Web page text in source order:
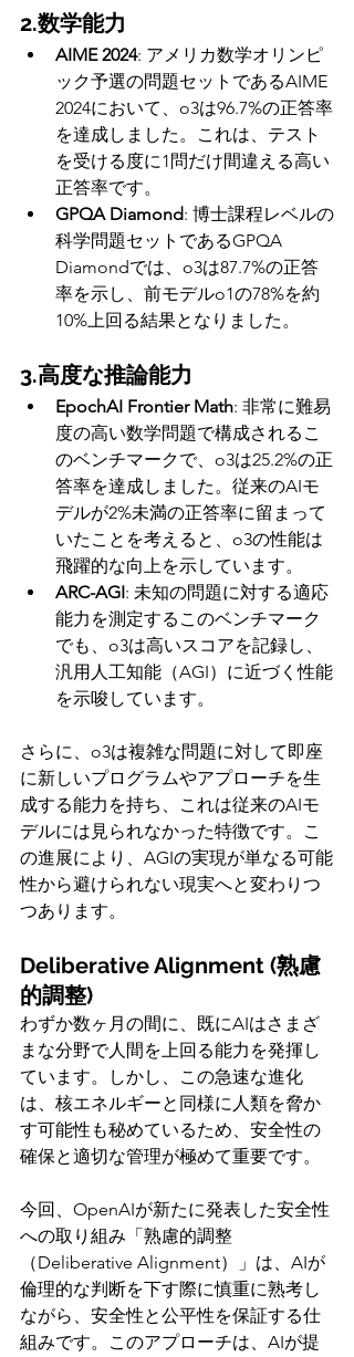
2.数学能力
AIME 2024: アメリカ数学オリンピ
ック予選の問題セットであるAIME
2024において、o3は96.7%の正答率
を達成しました。これは、テスト
を受ける度に1問だけ間違える高い
正答率です。
GPQA Diamond: 博士課程レベルの
科学問題セットであるGPQA
Diamondでは、o3は87.7%の正答
率を示し、前モデルo1の78%を約
10%上回る結果となりました。
3.高度な推論能力
EpochAI Frontier Math: 非常に難易
度の高い数学問題で構成されるこ
のベンチマークで、o3は25.2%の正
答率を達成しました。従来のAIモ
デルが2%未満の正答率に留まって
いたことを考えると、o3の性能は
飛躍的な向上を示しています。
ARC-AGI: 未知の問題に対する適応
能力を測定するこのベンチマーク
でも、o3は高いスコアを記録し、
汎用人工知能（AGI）に近づく性能
を示唆しています。
さらに、o3は複雑な問題に対して即座
に新しいプログラムやアプローチを生
成する能力を持ち、これは従来のAIモ
デルには見られなかった特徴です。こ
の進展により、AGIの実現が単なる可能
性から避けられない現実へと変わりつ
つあります。
Deliberative Alignment (熟慮
的調整)
わずか数ヶ月の間に、既にAIはさまざ
まな分野で人間を上回る能力を発揮し
ています。しかし、この急速な進化
は、核エネルギーと同様に人類を脅か
す可能性も秘めているため、安全性の
確保と適切な管理が極めて重要です。
今回、OpenAIが新たに発表した安全性
への取り組み「熟慮的調整
（Deliberative Alignment）」は、AIが
倫理的な判断を下す際に慎重に熟考し
ながら、安全性と公平性を保証する仕
組みです。このアプローチは、AIが提